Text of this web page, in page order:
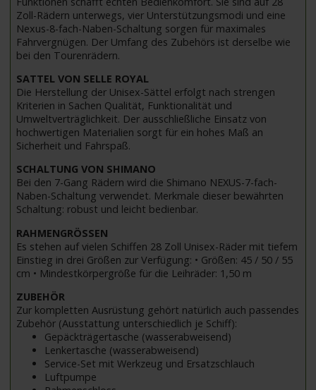
Zoll-Rädern unterwegs, vier Unterstützungsmodi und eine
Nexus-8-fach-Naben-Schaltung sorgen für maximales
Fahrvergnügen. Der Umfang des Zubehörs ist derselbe wie
bei den Tourenrädern.
SATTEL VON SELLE ROYAL
Die Herstellung der Unisex-Sättel erfolgt nach strengen
Kriterien in Sachen Qualität, Funktionalität und
Umweltverträglichkeit. Der ausschließliche Einsatz von
hochwertigen Materialien sorgt für ein hohes Maß an
Sicherheit und Fahrspaß.
SCHALTUNG VON SHIMANO
Bei den 7-Gang Rädern wird die Shimano NEXUS-7-fach-
Naben-Schaltung verwendet. Merkmale dieser bewährten
Schaltung: robust und leicht bedienbar.
RAHMENGRÖSSEN
Es stehen auf vielen Schiffen 28 Zoll Unisex-Räder mit tiefem
Einstieg in drei Größen zur Verfügung: • Größen: 45 / 50 / 55
cm • Mindestkörpergröße für die Leihräder: 1,50 m
ZUBEHÖR
Zur kompletten Ausrüstung gehört natürlich auch passendes
Zubehör (Ausstattung unterschiedlich je Schiff):
Gepäckträgertasche (wasserabweisend)
Lenkertasche (wasserabweisend)
Service-Set mit Werkzeug und Ersatzschlauch
Luftpumpe